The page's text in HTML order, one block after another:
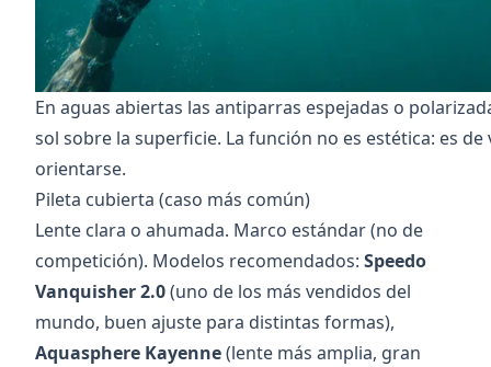
En aguas abiertas las antiparras espejadas o
sol sobre la superficie. La función no es estética: es
orientarse.
Pileta cubierta (caso más común)
Lente clara o ahumada. Marco estándar (no de
competición). Modelos recomendados: Speedo
Vanquisher 2.0(uno de los más vendidos del
mundo, buen ajuste para distintas formas),
Aquasphere Kayenne(lente más amplia, gran